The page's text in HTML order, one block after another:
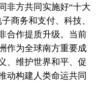
非方共同实施好“十大
商务和支付、科技、
合作提质升级。当前
作为全球南方重要成
、维护世界和平、促
动构建人类命运共同